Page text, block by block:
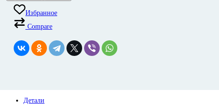
Избранное
Compare
Детали